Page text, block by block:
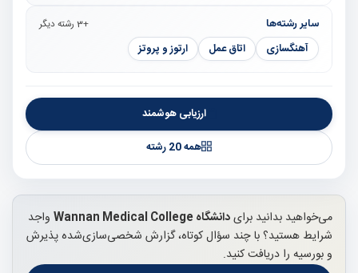
سایر رشته‌ها +3 رشته دیگر
آهنگسازی اتاق عمل ارتوز و پروتز
ارزیابی هوشمند
همه 20 رشته
می‌خواهید بدانید برایدانشگاه Wannan Medical College
واجد
شرایط هستید؟ با چند سؤال کوتاه، گزارش شخصی‌سازی‌شده پذیرش
و بورسیه را دریافت کنید.